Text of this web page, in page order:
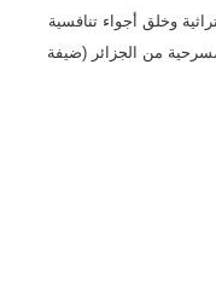
وخلق أجواء تنافسية
البيضاء وآسفي٬ إلى جانب مشاركة فرقة مسرحية من الجزائر (ضيفة